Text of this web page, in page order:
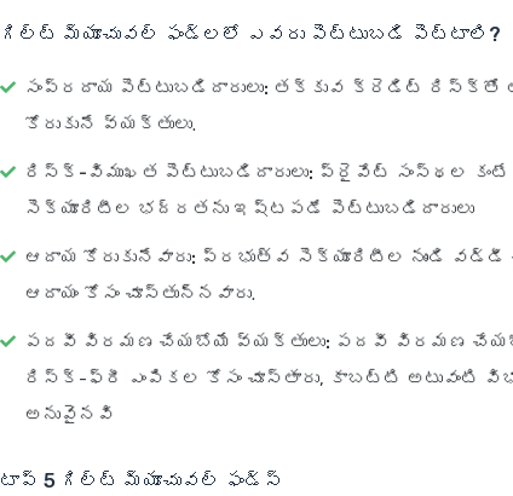
గిల్ట్ మ్యూచువల్ ఫండ్లలో ఎవరు పెట్టుబడి పెట్టాలి?
సంప్రదాయ పెట్టుబడిదారులు: తక్కువ క్రెడిట్ రిస్క్‌తో
కోరుకునే వ్యక్తులు.
రిస్క్-విముఖత పెట్టుబడిదారులు: ప్రైవేట్ సంస్థల
సెక్యూరిటీల భద్రతను ఇష్టపడే పెట్టుబడిదారులు
ఆదాయ కోరుకునేవారు: ప్రభుత్వ సెక్యూరిటీల నుండి
ఆదాయం కోసం చూస్తున్నవారు.
పదవీ విరమణ చేయబోయే వ్యక్తులు: పదవీ విరమణ
రిస్క్-ఫ్రీ ఎంపికల కోసం చూస్తారు, కాబట్టి అటువంటి
అనువైనవి
టాప్ 5 గిల్ట్ మ్యూచువల్ ఫండ్స్